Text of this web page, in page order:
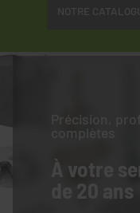
NOTRE
Précision,
complètes
À votre
de 20 ans